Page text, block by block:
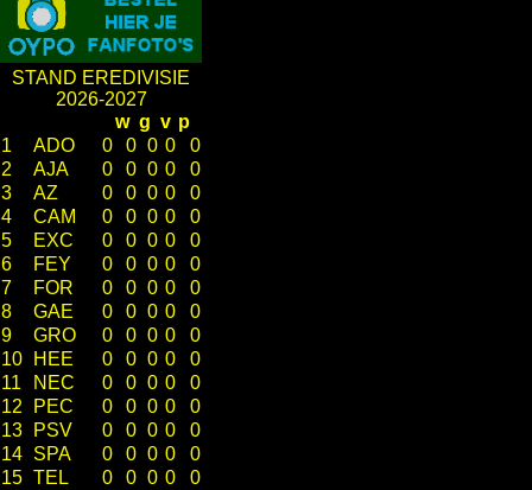
STAND EREDIVISIE
2026-2027
w g v p
1
ADO 0 0 0 0
0
2
AJA 0 0 0 0
0
3
AZ 0 0 0 0
0
4
CAM 0 0 0 0
0
5
EXC 0 0 0 0
0
6
FEY 0 0 0 0
0
7
FOR 0 0 0 0
0
8
GAE 0 0 0 0
0
9
GRO 0 0 0 0
0
10
HEE 0 0 0 0
0
11
NEC 0 0 0 0
0
12
PEC 0 0 0 0
0
13
PSV 0 0 0 0
0
14 SPA 0 0 0 0
0
15 TEL 0 0 0 0
0